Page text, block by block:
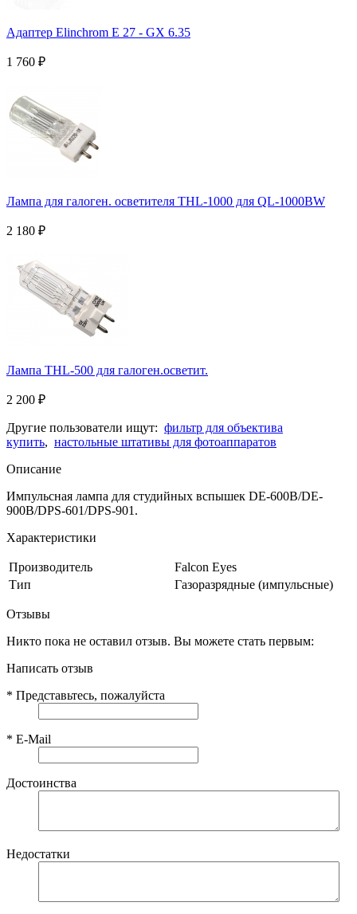
Адаптер Elinchrom Е 27 - GX 6.35
1 760 ₽
Лампа для галоген. осветителя THL-1000 для QL-1000BW
2 180 ₽
Лампа THL-500 для галоген.осветит.
2 200 ₽
Другие пользователи ищут: фильтр для объектива
купить, настольные штативы для фотоаппаратов
Описание
Импульсная лампа для студийных вспышек DE-600B/DE-
900B/DPS-601/DPS-901.
Характеристики
Производитель
Falcon Eyes
Тип
Газоразрядные (импульсные)
Отзывы
Никто пока не оставил отзыв. Вы можете стать первым:
Написать отзыв
* Представьтесь, пожалуйста
* E-Mail
Достоинства
Недостатки